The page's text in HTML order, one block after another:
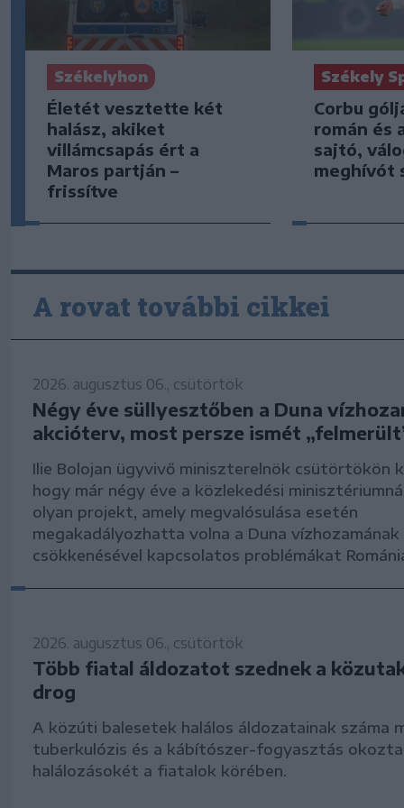
Székelyhon
Életét vesztette két
halász, akiket
villámcsapás ért a
Maros partján –
frissítve
Székely
Corbu
román és
sajtó,
meghívót
A rovat további cikkei
2026. augusztus 06., csütörtök
Négy éve süllyesztőben a Duna
akcióterv, most persze ismét
Ilie Bolojan ügyvivő miniszterelnök csütörtökön
hogy már négy éve a közlekedési
olyan projekt, amely megvalósulása esetén
megakadályozhatta volna a Duna vízhozamának
csökkenésével kapcsolatos problémákat
2026. augusztus 06., csütörtök
Több fiatal áldozatot szednek a
drog
A közúti balesetek halálos áldozatainak száma
tuberkulózis és a kábítószer-fogyasztás okozta
halálozásokét a fiatalok körében.